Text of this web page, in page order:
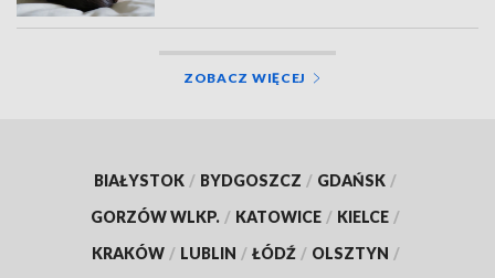
ZOBACZ WIĘCEJ
BIAŁYSTOK / BYDGOSZCZ / GDAŃSK /
GORZÓW WLKP. / KATOWICE / KIELCE /
KRAKÓW / LUBLIN / ŁÓDŹ / OLSZTYN /